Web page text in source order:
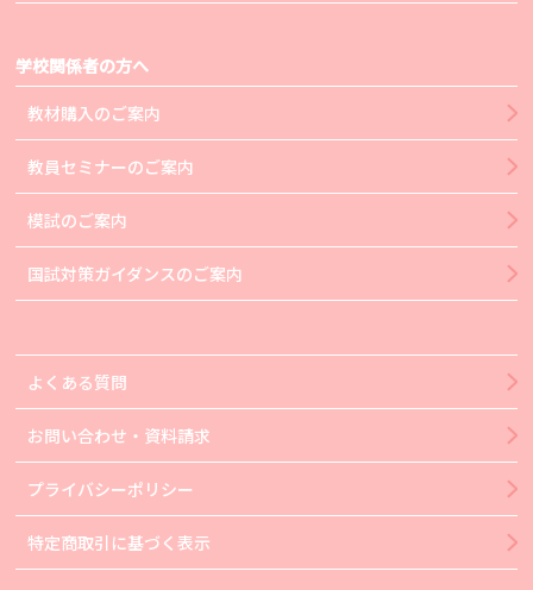
学校関係者の方へ
教材購入のご案内
教員セミナーのご案内
模試のご案内
国試対策ガイダンスのご案内
よくある質問
お問い合わせ・資料請求
プライバシーポリシー
特定商取引に基づく表示